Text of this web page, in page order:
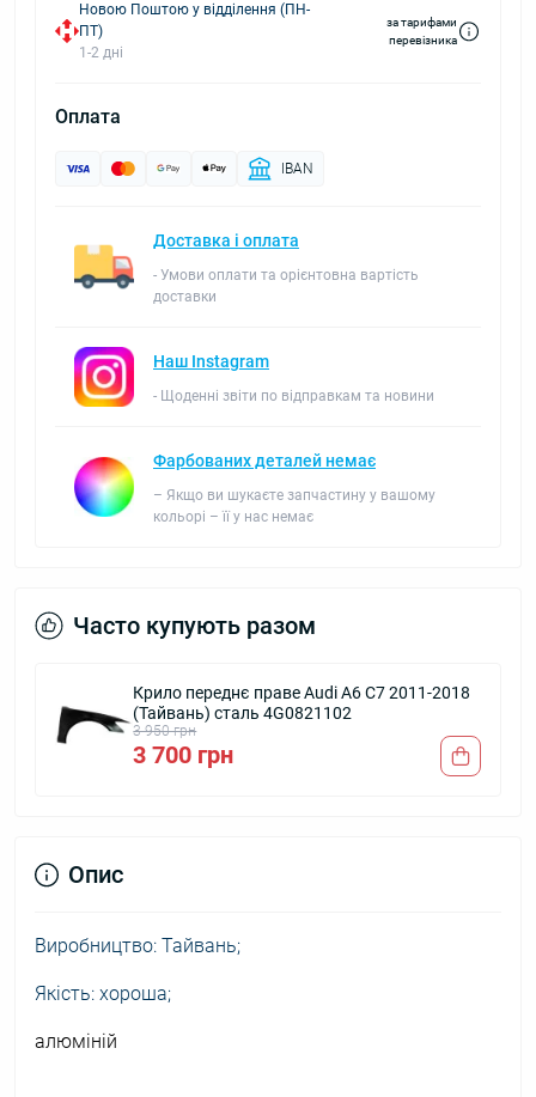
Новою Поштою у відділення (ПН-
ПТ)
1-2 дні
за тарифами
перевізника
Оплата
IBAN
Доставка і оплата
- Умови оплати та орієнтовна вартість
доставки
Наш Instagram
- Щоденні звіти по відправкам та новини
Фарбованих деталей немає
– Якщо ви шукаєте запчастину у вашому
кольорі – її у нас немає
Часто купують разом
Крило переднє праве Audi A6 C7 2011-2018
(Тайвань) сталь 4G0821102
3 950 грн
3 700 грн
Опис
Виробництво: Тайвань;
Якість: хороша;
алюміній